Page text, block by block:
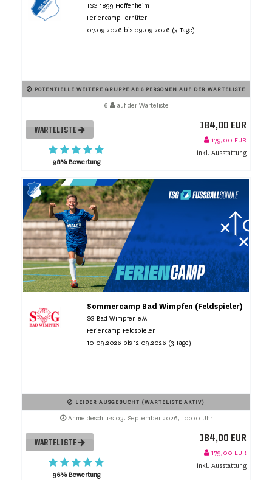
TSG 1899 Hoffenheim
Feriencamp Torhüter
07.09.2026 bis 09.09.2026 (3 Tage)
POTENTIELLE WEITERE GRUPPE AB 6 PERSONEN AUF DER WARTELISTE
6 auf der Warteliste
WARTELISTE
98% Bewertung
184,00 EUR
179,00 EUR
inkl. Ausstattung
Sommercamp Bad Wimpfen (Feldspieler)
SG Bad Wimpfen e.V.
Feriencamp Feldspieler
10.09.2026 bis 12.09.2026 (3 Tage)
LEIDER AUSGEBUCHT (WARTELISTE AKTIV)
Anmeldeschluss 03. September 2026, 10:00 Uhr
WARTELISTE
96% Bewertung
184,00 EUR
179,00 EUR
inkl. Ausstattung